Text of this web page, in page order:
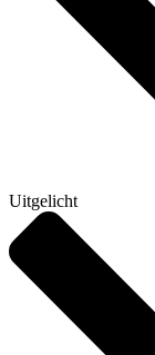
Uitgelicht